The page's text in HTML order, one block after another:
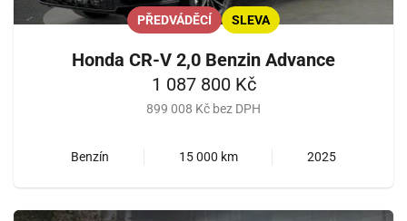
PŘEDVÁDĚCÍ SLEVA
Honda CR-V 2,0 Benzin Advance
1 087 800 Kč
899 008 Kč bez DPH
Benzín 15 000 km 2025